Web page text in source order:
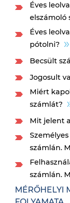
Éves
elszámoló
Éves
pótolni?
Becsült
Jogosult
Miért
számlát?
Mit jelent
számlán.
számlán.
MÉRŐHELYI